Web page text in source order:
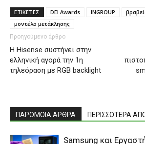
ΕΤΙΚΕΤΕΣ DEI Awards INGROUP
μοντέλο μετάκλησης
Προηγούμενο άρθρο
Η Hisense συστήνει στην
ελληνική αγορά την 1η
τηλεόραση με RGB backlight
ΠΑΡΟΜΟΙΑ ΑΡΘΡΑ ΠΕΡΙΣΣΟΤΕΡΑ
Samsung και